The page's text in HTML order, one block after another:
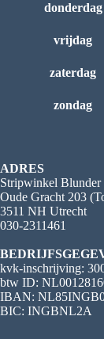
donderdag
vrijdag
zaterdag
zondag
ADRES
Stripwinkel Blunder
Oude Gracht 203
3511 NH Utrecht
030-2311461
kvk-inschrijving:
btw ID:
IBAN:
BIC: INGBNL2A